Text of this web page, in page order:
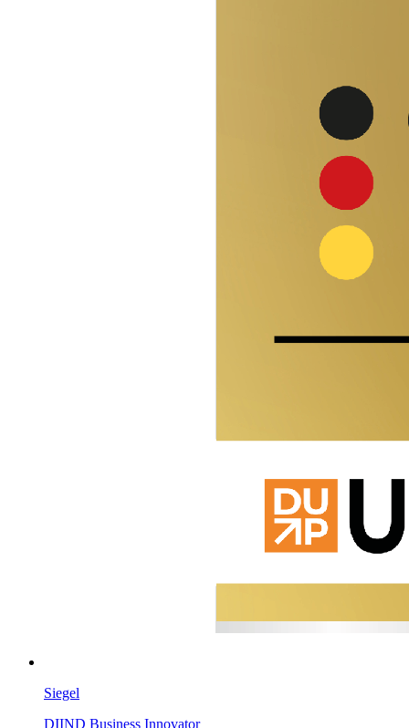
Siegel
DIIND Business Innovator